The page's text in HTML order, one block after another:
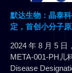
默达生物： 晶泰
定，首创小分子
2024 年 8 月 5 日
META-001-PH儿
Disease